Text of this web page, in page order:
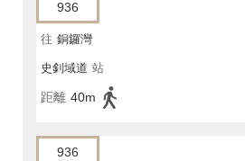
936
往 銅鑼灣
史釗域道 站
距離 40m
936